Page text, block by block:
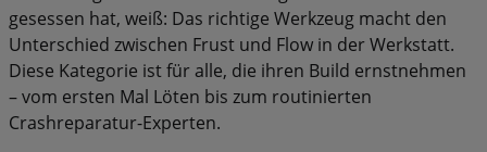
gesessen hat, weiß: Das richtige Werkzeug macht den
Unterschied zwischen Frust und Flow in der Werkstatt.
Diese Kategorie ist für alle, die ihren Build ernstnehmen
– vom ersten Mal Löten bis zum routinierten
Crashreparatur-Experten.